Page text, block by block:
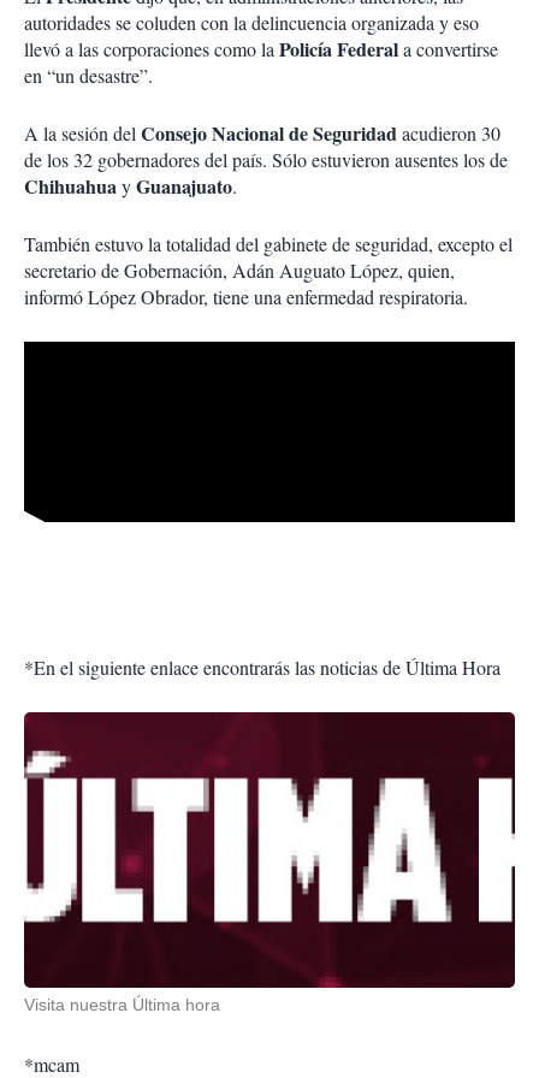
autoridades se coluden con la delincuencia organizada y eso
llevó a las corporaciones como laPolicía Federala convertirse
en “un desastre”.
A la sesión delConsejo Nacional de Seguridadacudieron 30
de los 32 gobernadores del país. Sólo estuvieron ausentes los de
ChihuahuayGuanajuato.
También estuvo la totalidad del gabinete de seguridad, excepto el
secretario de Gobernación, Adán Auguato López, quien,
informó López Obrador, tiene una enfermedad respiratoria.
*En el siguiente enlace encontrarás las noticias de Última Hora
Visita nuestra Última hora
*mcam